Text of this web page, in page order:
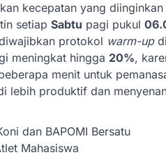
kecepatan yang
setiap Sabtu pagi pukul
protokol warm-up
meningkat hingga 20%,
menit untuk
lebih produktif dan
dan BAPOMI Bersatu
Mahasiswa